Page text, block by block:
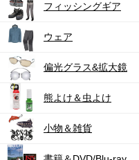
フィッシングギア
ウェア
偏光グラス&拡大鏡
熊よけ＆虫よけ
小物＆雑貨